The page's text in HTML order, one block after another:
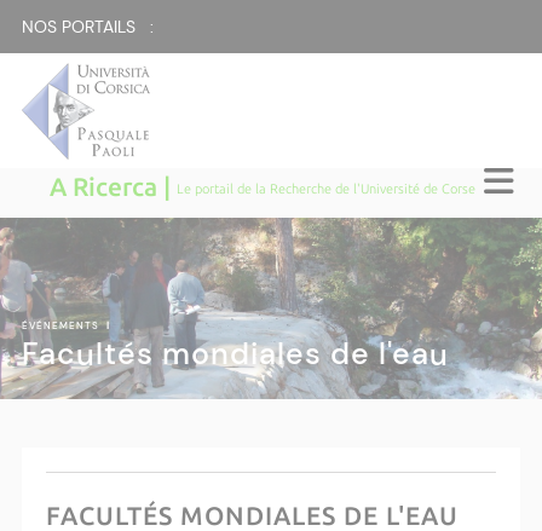
NOS PORTAILS :
A Ricerca | Le portail de la Recherche de l'Université de Corse
ÉVÉNEMENTS|
Facultés mondiales de l'eau
FACULTÉS MONDIALES DE L'EAU